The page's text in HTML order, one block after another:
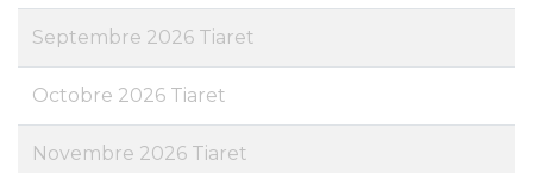
Septembre 2026 Tiaret
Octobre 2026 Tiaret
Novembre 2026 Tiaret